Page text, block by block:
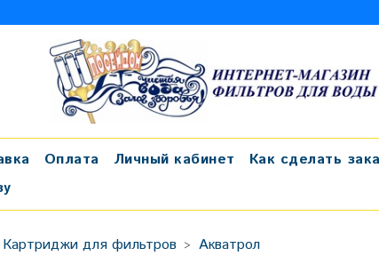
Оплата Личный кабинет
Как сделать
Картриджи для фильтров Акватрол